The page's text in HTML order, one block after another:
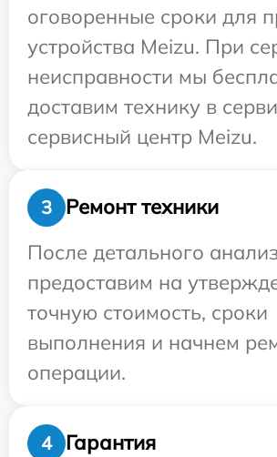
оговоренные сроки для
устройства Meizu. При
неисправности мы
доставим технику в
сервисный центр Meizu.
3
Ремонт техники
После детального
предоставим на
точную стоимость, сроки
выполнения и начнем
операции.
4
Гарантия